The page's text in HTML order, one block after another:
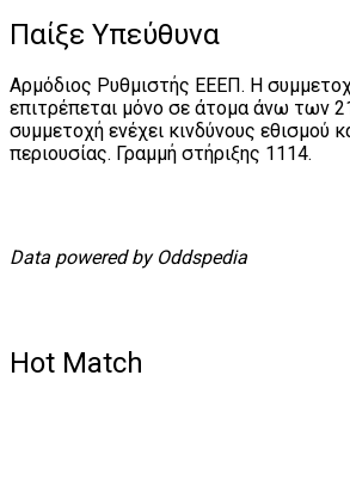
Παίξε Υπεύθυνα
Αρμόδιος Ρυθμιστής ΕΕΕΠ. Η
επιτρέπεται μόνο σε άτομα άνω των
συμμετοχή ενέχει κινδύνους εθισμού
περιουσίας. Γραμμή στήριξης 1114.
Data powered by Oddspedia
Hot Match